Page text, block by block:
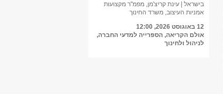
בישראל | עינת קריצ'מן, מפמ"ר מקצועות
אמניות העיצוב, משרד החינוך
12 באוגוסט 2026, 12:00
אולם הקריאה, הספרייה למדעי החברה,
לניהול ולחינוך